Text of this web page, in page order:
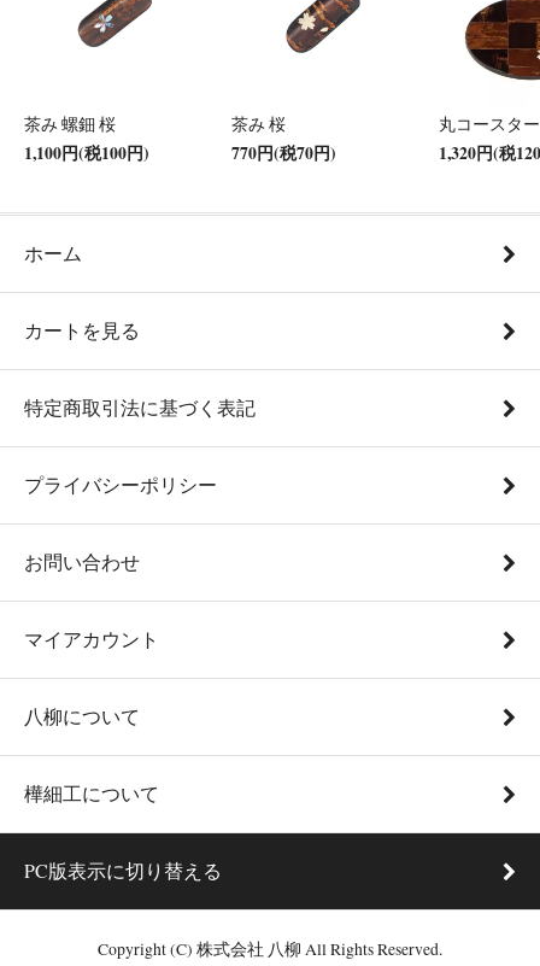
茶み 螺鈿 桜
1,100円(税100円)
茶み 桜
770円(税70円)
丸コースタ
1,320円(税
ホーム
カートを見る
特定商取引法に基づく表記
プライバシーポリシー
お問い合わせ
マイアカウント
八柳について
樺細工について
PC版表示に切り替える
Copyright (C) 株式会社 八柳 All Rights Reserved.